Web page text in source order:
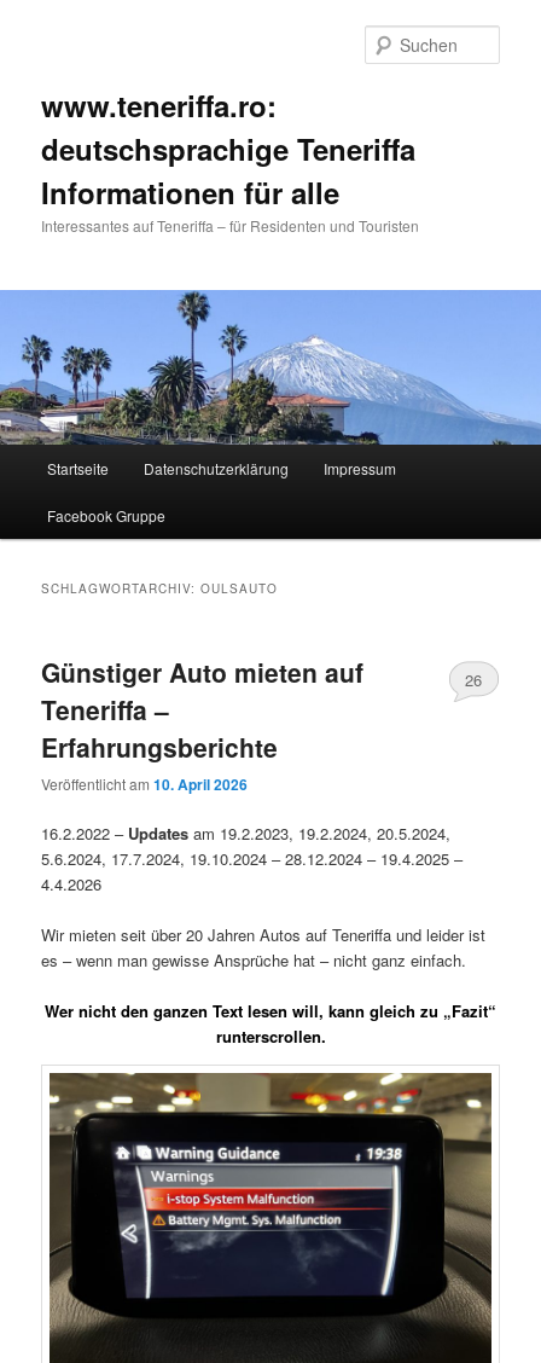
www.teneriffa.ro:
deutschsprachige Teneriffa
Informationen für alle
Interessantes auf Teneriffa – für Residenten und Touristen
Zum
primären
Zum
sekundären
Startseite Datenschutzerklärung Impressum
Facebook Gruppe
SCHLAGWORTARCHIV:OULSAUTO
Günstiger Auto mieten auf
Teneriffa –
Erfahrungsberichte
Veröffentlicht am10. April 2026
26
16.2.2022 – Updates am 19.2.2023, 19.2.2024, 20.5.2024,
5.6.2024, 17.7.2024, 19.10.2024 – 28.12.2024 – 19.4.2025 –
4.4.2026
Wir mieten seit über 20 Jahren Autos auf Teneriffa und leider ist
es – wenn man gewisse Ansprüche hat – nicht ganz einfach.
Wer nicht den ganzen Text lesen will, kann gleich zu „Fazit“
runterscrollen.